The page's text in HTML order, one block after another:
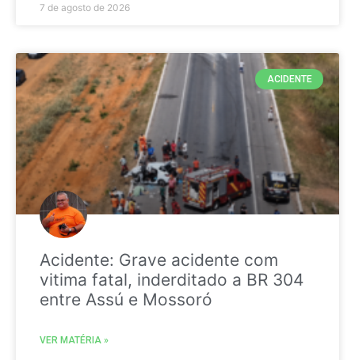
7 de agosto de 2026
ACIDENTE
Acidente: Grave acidente com
vitima fatal, inderditado a BR 304
entre Assú e Mossoró
VER MATÉRIA »